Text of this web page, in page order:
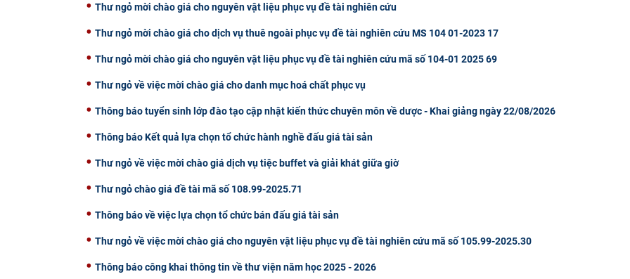
Thư ngỏ mời chào giá cho nguyên vật liệu phục vụ đề tài nghiên cứu
Thư ngỏ mời chào giá cho dịch vụ thuê ngoài phục vụ đề tài nghiên cứu MS 104 01-2023 17
Thư ngỏ mời chào giá cho nguyên vật liệu phục vụ đề tài nghiên cứu mã số 104-01 2025 69
Thư ngỏ về việc mời chào giá cho danh mục hoá chất phục vụ
Thông báo tuyển sinh lớp đào tạo cập nhật kiến thức chuyên môn về dược - Khai giảng ngày 22/08/2026
Thông báo Kết quả lựa chọn tổ chức hành nghề đấu giá tài sản
Thư ngỏ về việc mời chào giá dịch vụ tiệc buffet và giải khát giữa giờ
Thư ngỏ chào giá đề tài mã số 108.99-2025.71
Thông báo về việc lựa chọn tổ chức bán đấu giá tài sản
Thư ngỏ về việc mời chào giá cho nguyên vật liệu phục vụ đề tài nghiên cứu mã số 105.99-2025.30
Thông báo công khai thông tin về thư viện năm học 2025 - 2026